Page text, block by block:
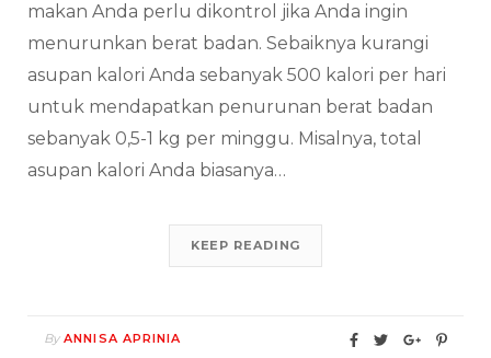
makan Anda perlu dikontrol jika Anda ingin
menurunkan berat badan. Sebaiknya kurangi
asupan kalori Anda sebanyak 500 kalori per hari
untuk mendapatkan penurunan berat badan
sebanyak 0,5-1 kg per minggu. Misalnya, total
asupan kalori Anda biasanya…
KEEP READING
By ANNISA APRINIA